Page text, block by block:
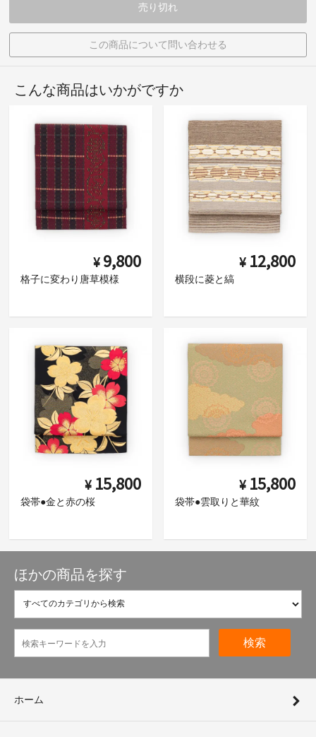
売り切れ
この商品について問い合わせる
こんな商品はいかがですか
¥ 9,800
格子に変わり唐草模様
¥ 12,800
横段に菱と縞
¥ 15,800
袋帯●金と赤の桜
¥ 15,800
袋帯●雲取りと華紋
ほかの商品を探す
検索
ホーム